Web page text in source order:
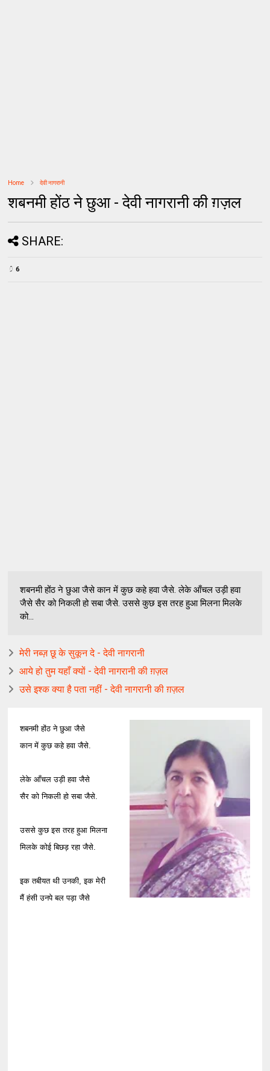
Home देवी नागरानी
शबनमी होंठ ने छुआ - देवी नागरानी की ग़ज़ल
SHARE:
6
शबनमी होंठ ने छुआ जैसे कान में कुछ कहे हवा जैसे. लेके आँचल उड़ी हवा
जैसे सैर को निकली हो सबा जैसे. उससे कुछ इस तरह हुआ मिलना मिलके
को...
मेरी नब्ज़ छू के सुकून दे - देवी नागरानी
आये हो तुम यहाँ क्यों - देवी नागरानी की ग़ज़ल
उसे इश्क क्या है पता नहीं - देवी नागरानी की ग़ज़ल
शबनमी होंठ ने छुआ जैसे
कान में कुछ कहे हवा जैसे.
लेके आँचल उड़ी हवा जैसे
सैर को निकली हो सबा जैसे.
उससे कुछ इस तरह हुआ मिलना
मिलके कोई बिछड़ रहा जैसे.
इक तबीयत थी उनकी, इक मेरी
मैं हंसी उनपे बल पड़ा जैसे